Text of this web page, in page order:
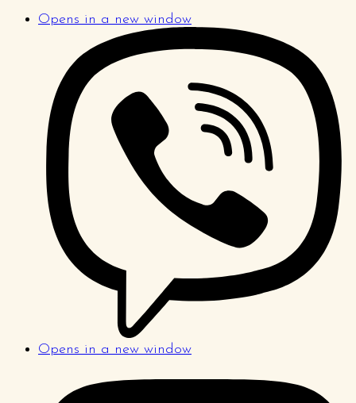
Opens in a new window
Opens in a new window